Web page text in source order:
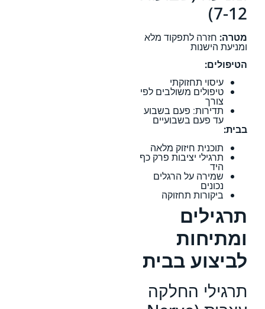
7-12)
מטרה: חזרה לתפקוד מלא
ומניעת הישנות
הטיפולים:
עיסוי תחזוקתי
טיפולים משולבים לפי
צורך
תדירות: פעם בשבוע
עד פעם בשבועיים
בבית:
תוכנית חיזוק מלאה
תרגילי יציבות פרק כף
היד
שמירה על הרגלים
נכונים
ביקורות תחזוקה
תרגילים
ומתיחות
לביצוע בבית
תרגילי החלקה